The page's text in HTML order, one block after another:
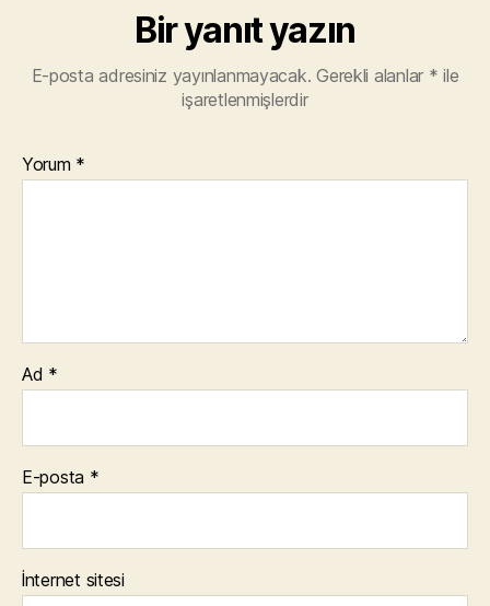
Bir yanıt yazın
E-posta adresiniz yayınlanmayacak. Gerekli alanlar * ile
işaretlenmişlerdir
Yorum *
Ad *
E-posta *
İnternet sitesi